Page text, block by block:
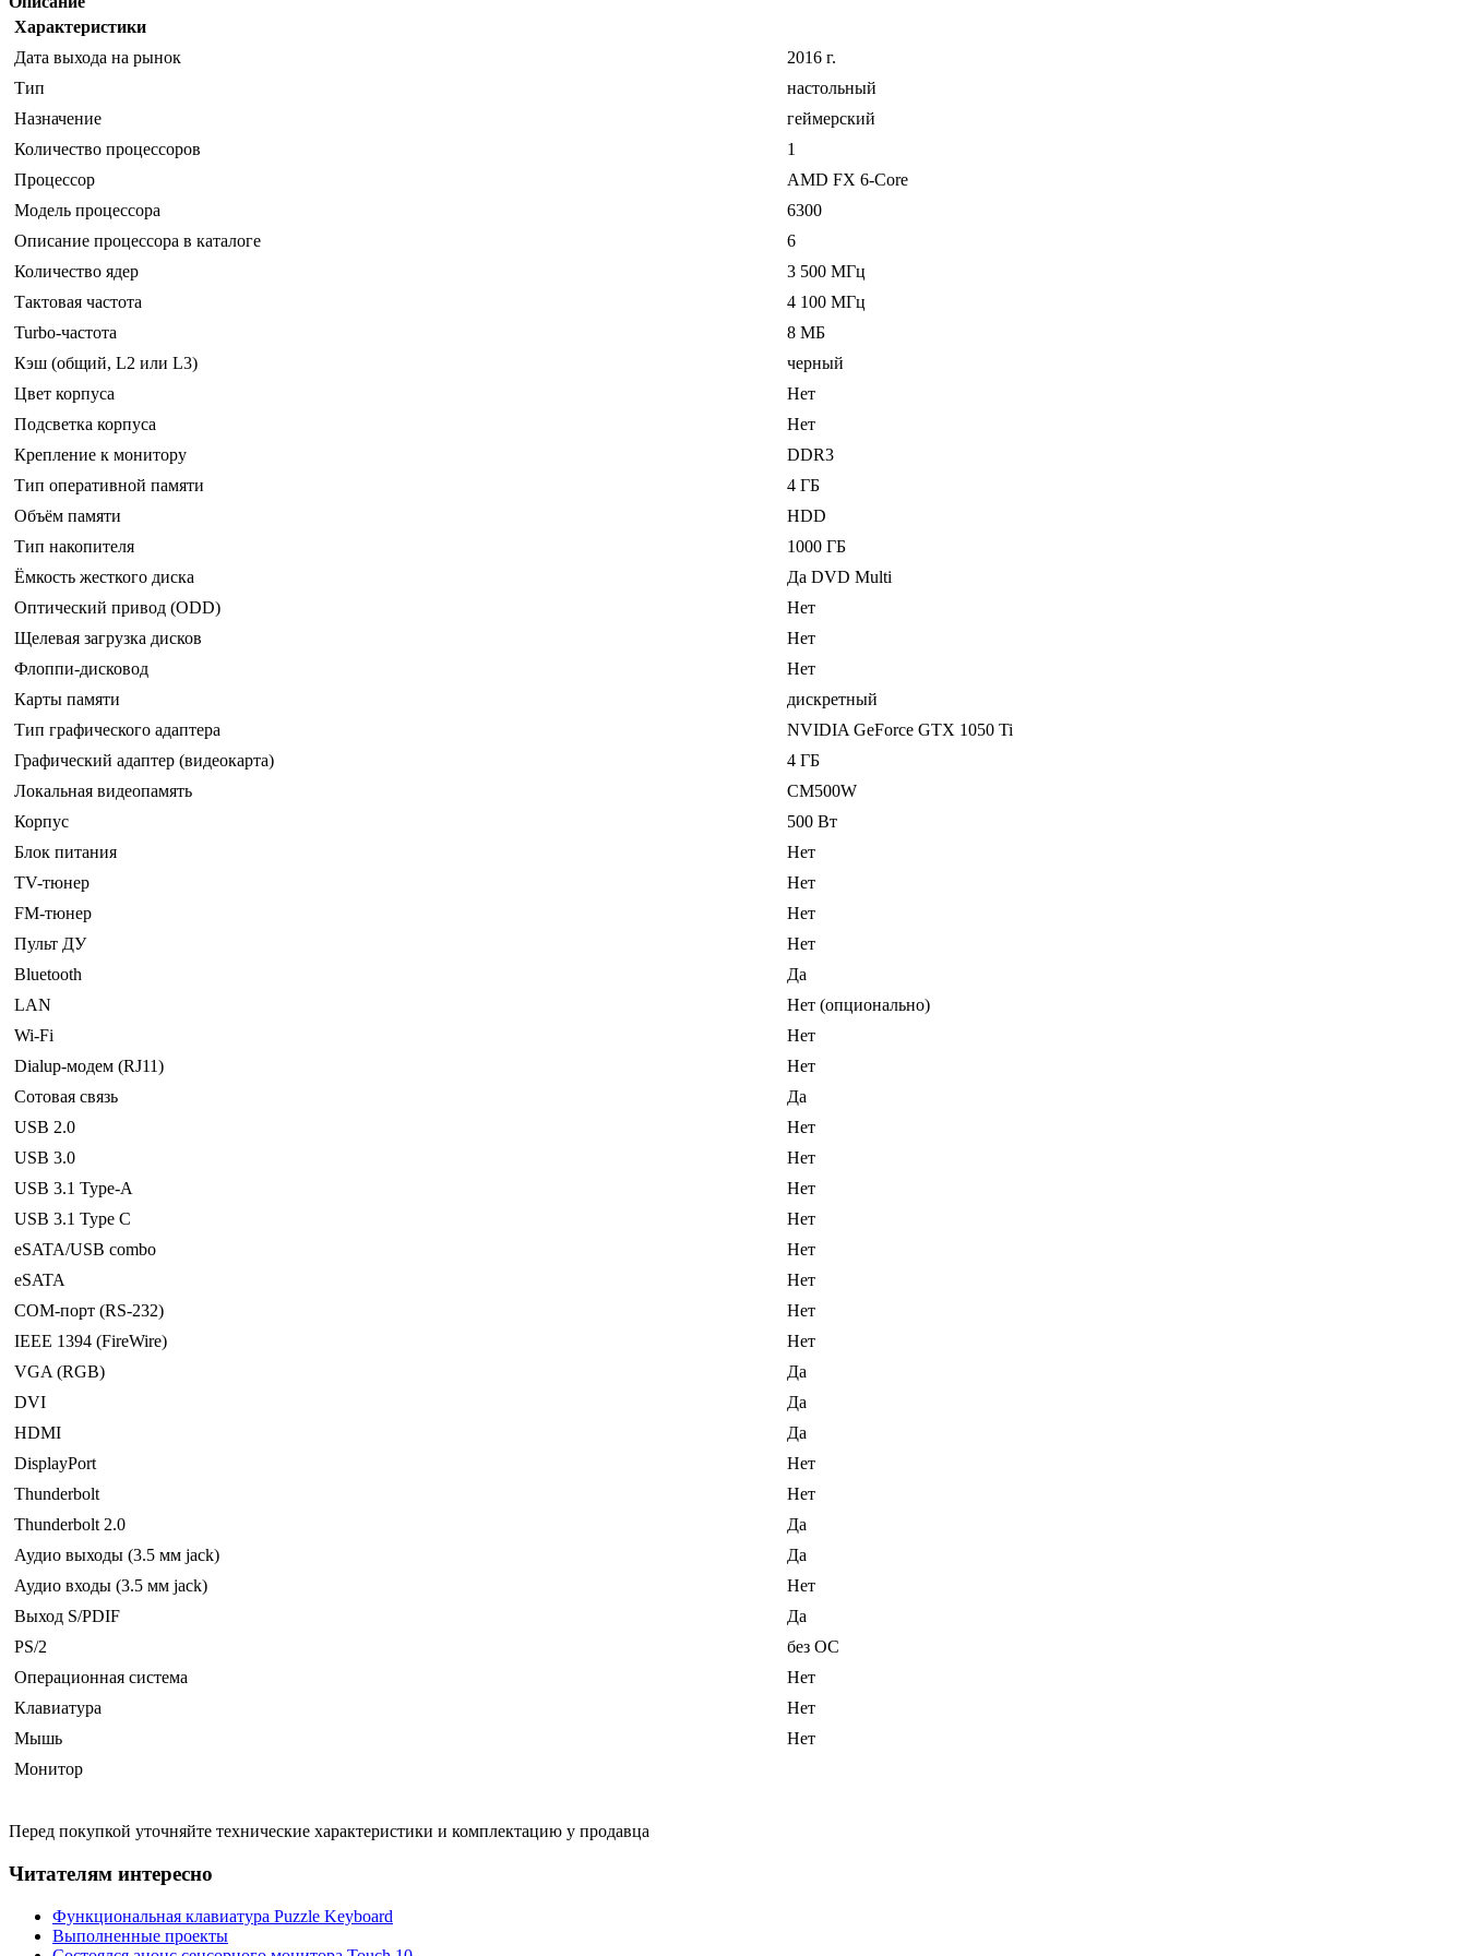
Характеристики
Дата выхода на рынок
2016 г.
Тип
настольный
Назначение
геймерский
Количество процессоров
1
Процессор
AMD FX 6-Core
Модель процессора
6300
Описание процессора в каталоге
6
Количество ядер
3 500 МГц
Тактовая частота
4 100 МГц
Turbo-частота
8 МБ
Кэш (общий, L2 или L3)
черный
Цвет корпуса
Нет
Подсветка корпуса
Нет
Крепление к монитору
DDR3
Тип оперативной памяти
4 ГБ
Объём памяти
HDD
Тип накопителя
1000 ГБ
Ёмкость жесткого диска
Да DVD Multi
Оптический привод (ODD)
Нет
Щелевая загрузка дисков
Нет
Флоппи-дисковод
Нет
Карты памяти
дискретный
Тип графического адаптера
NVIDIA GeForce GTX 1050 Ti
Графический адаптер (видеокарта)
4 ГБ
Локальная видеопамять
CM500W
Корпус
500 Вт
Блок питания
Нет
TV-тюнер
Нет
FM-тюнер
Нет
Пульт ДУ
Нет
Bluetooth
Да
LAN
Нет (опционально)
Wi-Fi
Нет
Dialup-модем (RJ11)
Нет
Сотовая связь
Да
USB 2.0
Нет
USB 3.0
Нет
USB 3.1 Type-A
Нет
USB 3.1 Type C
Нет
eSATA/USB combo
Нет
eSATA
Нет
COM-порт (RS-232)
Нет
IEEE 1394 (FireWire)
Нет
VGA (RGB)
Да
DVI
Да
HDMI
Да
DisplayPort
Нет
Thunderbolt
Нет
Thunderbolt 2.0
Да
Аудио выходы (3.5 мм jack)
Да
Аудио входы (3.5 мм jack)
Нет
Выход S/PDIF
Да
PS/2
без ОС
Операционная система
Нет
Клавиатура
Нет
Мышь
Нет
Монитор
Перед покупкой уточняйте технические характеристики и комплектацию у продавца
Читателям интересно
Функциональная клавиатура Puzzle Keyboard
Выполненные проекты